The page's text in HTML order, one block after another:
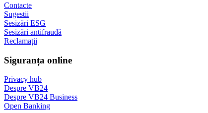
Contacte
Sugestii
Sesizări ESG
Sesizări antifraudă
Reclamații
Siguranța online
Privacy hub
Despre VB24
Despre VB24 Business
Open Banking